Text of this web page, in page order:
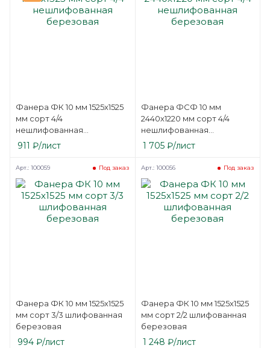
Фанера ФК 10 мм 1525х1525
мм сорт 4/4
нешлифованная
березовая
911 ₽/лист
Фанера ФСФ 10 мм
2440х1220 мм сорт 4/4
нешлифованная
березовая
1 705₽/лист
Фанера ФК 10 мм 1525х1525
мм сорт 3/3 шлифованная
березовая
Под заказ
Арт.: 100059
994 ₽/лист
Фанера ФК 10 мм 1525х1525
мм сорт 2/2 шлифованная
березовая
Под заказ
Арт.: 100056
1 248 ₽/лист